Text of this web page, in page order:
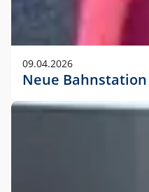
09.04.2026
Neue